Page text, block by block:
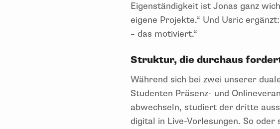
Eigenständigkeit ist Jonas ganz
eigene Projekte.“ Und Usric
– das motiviert.“
Struktur, die durchaus
Während sich bei zwei unserer
Studenten Präsenz- und
abwechseln, studiert der dritte
digital in Live-Vorlesungen. So oder